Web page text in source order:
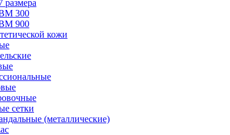
размера
300
900
кожи
сетки
(металлические)